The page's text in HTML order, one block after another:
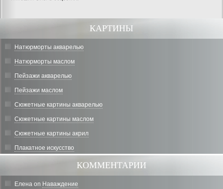
КАРТИНЫ
Натюрморты акварелью
Натюрморты маслом
Пейзажи акварелью
Пейзажи маслом
Сюжетные картины акварелью
Сюжетные картины маслом
Сюжетные картины акрил
Плакатное искусство
КОММЕНТАРИИ
Елена on Наваждение